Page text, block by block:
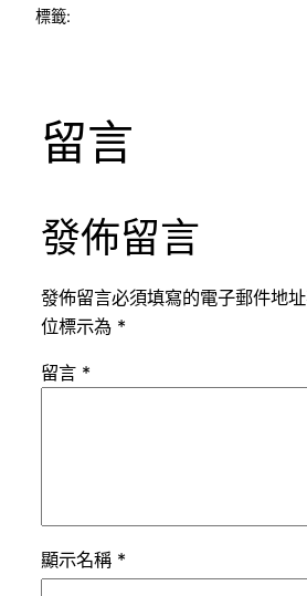
標籤:
留言
發佈留言
發佈留言必須填寫的電子郵件地
位標示為 *
留言 *
顯示名稱 *